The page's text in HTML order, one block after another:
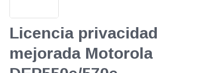
Licencia privacidad
mejorada Motorola